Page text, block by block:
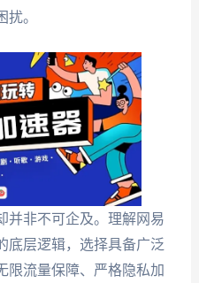
。
并非不可企及。理解网易
底层逻辑，选择具备广泛
限流量保障、严格隐私加